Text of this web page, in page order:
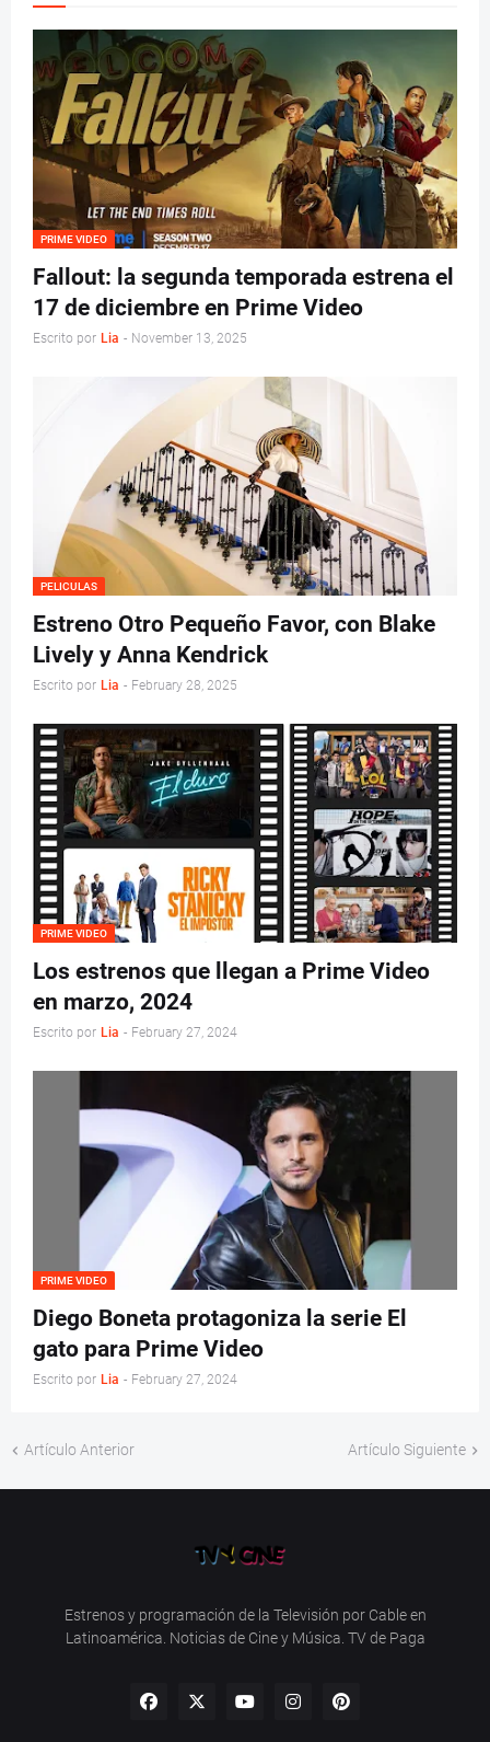
PRIME VIDEO
Fallout: la segunda temporada estrena el
17 de diciembre en Prime Video
Escrito por Lia - November 13, 2025
PELICULAS
Estreno Otro Pequeño Favor, con Blake
Lively y Anna Kendrick
Escrito por Lia - February 28, 2025
PRIME VIDEO
Los estrenos que llegan a Prime Video
en marzo, 2024
Escrito por Lia - February 27, 2024
PRIME VIDEO
Diego Boneta protagoniza la serie El
gato para Prime Video
Escrito por Lia - February 27, 2024
Artículo Anterior Artículo Siguiente
Estrenos y programación de la Televisión por Cable en
Latinoamérica. Noticias de Cine y Música. TV de Paga